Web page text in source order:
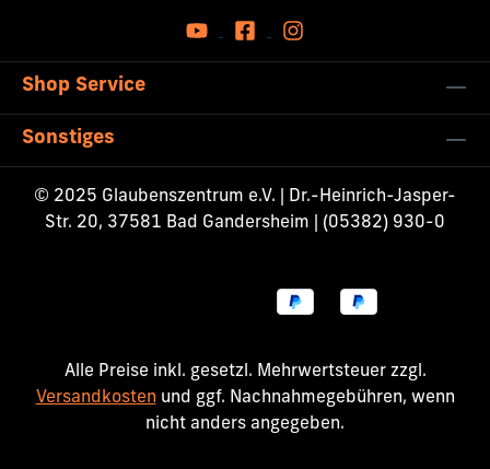
Shop Service
Sonstiges
© 2025 Glaubenszentrum e.V. | Dr.-Heinrich-Jasper-
Str. 20, 37581 Bad Gandersheim | (05382) 930-0
Alle Preise inkl. gesetzl. Mehrwertsteuer zzgl.
Versandkosten und ggf. Nachnahmegebühren, wenn
nicht anders angegeben.